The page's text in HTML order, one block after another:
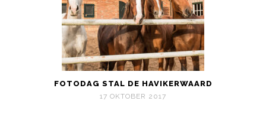
FOTODAG STAL DE HAVIKERWAARD
17 OKTOBER 2017